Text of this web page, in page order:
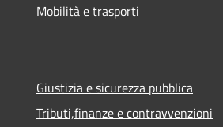
Mobilità e trasporti
Giustizia e sicurezza pubblica
Tributi,finanze e contravvenzioni